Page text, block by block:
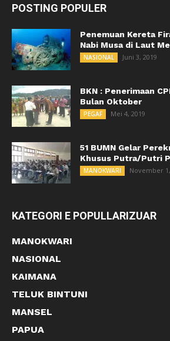
POSTING POPULER
Penemuan Kereta
Nabi Musa di Laut
NASIONAL Juni 3, 2019
BKN : Penerimaan
Bulan Oktober
PEGAF Mei 4, 2019
51 BUMN Gelar
Khusus Putra/Putri
MANOKWARI November
KATEGORI E POPULLARIZUAR
MANOKWARI
NASIONAL
KAIMANA
TELUK BINTUNI
MANSEL
PAPUA